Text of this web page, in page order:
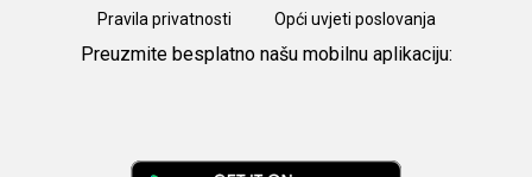
Pravila privatnosti Opći uvjeti poslovanja
Preuzmite besplatno našu mobilnu aplikaciju: